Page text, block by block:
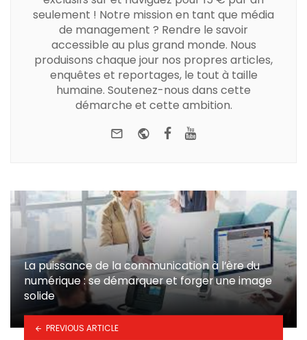
seulement ! Notre mission en tant que média
de management ? Rendre le savoir
accessible au plus grand monde. Nous
produisons chaque jour nos propres articles,
enquêtes et reportages, le tout à taille
humaine. Soutenez-nous dans cette
démarche et cette ambition.
e-mailWebsiteFacebook
La puissance de la communication à l’ère du
numérique : se démarquer et forger une image
solide
PREVIOUS ARTICLE